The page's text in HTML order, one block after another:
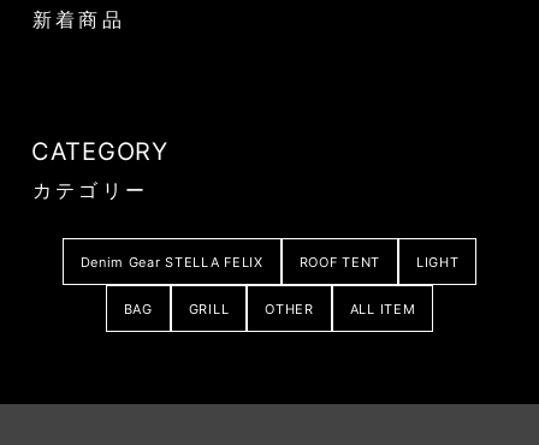
新着商品
CATEGORY
カテゴリー
Denim Gear STELLA FELIX ROOF TENT LIGHT
BAG GRILL OTHER ALL ITEM